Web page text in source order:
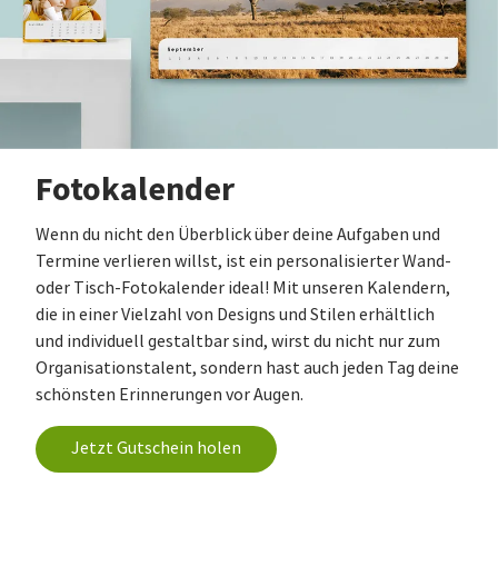
Fotokalender
Wenn du nicht den Überblick über deine Aufgaben und
Termine verlieren willst, ist ein personalisierter Wand-
oder Tisch-Fotokalender ideal! Mit unseren Kalendern,
die in einer Vielzahl von Designs und Stilen erhältlich
und individuell gestaltbar sind, wirst du nicht nur zum
Organisationstalent, sondern hast auch jeden Tag deine
schönsten Erinnerungen vor Augen.
Jetzt Gutschein holen